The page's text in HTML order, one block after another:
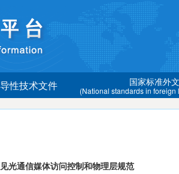
性技术文件 国家标准外
(National standards in
光通信媒体访问控制和物理层规范